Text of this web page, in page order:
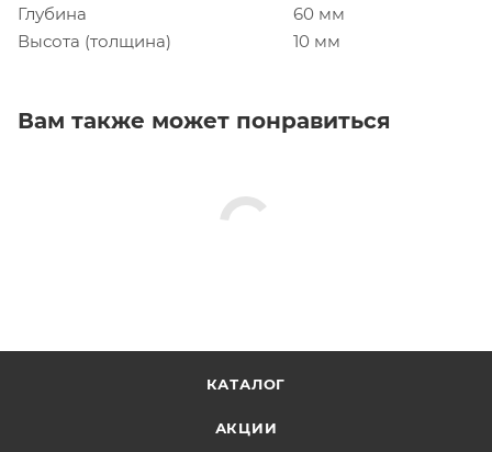
Глубина
60 мм
Высота (толщина)
10 мм
Вам также может понравиться
КАТАЛОГ
АКЦИИ